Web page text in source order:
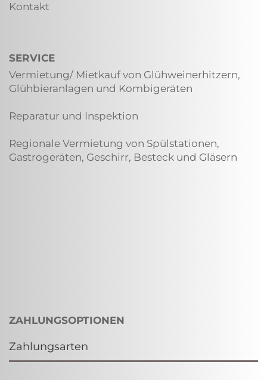
Kontakt
SERVICE
Vermietung/ Mietkauf von Glühweinerhitzern,
Glühbieranlagen und Kombigeräten
Reparatur und Inspektion
Regionale Vermietung von Spülstationen,
Gastrogeräten, Geschirr, Besteck und Gläsern
ZAHLUNGSOPTIONEN
Zahlungsarten